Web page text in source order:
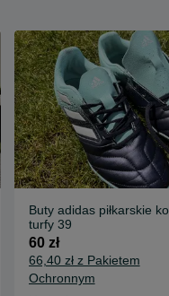
Buty adidas piłkarskie korki
turfy 39
60 zł
66,40 zł z Pakietem
Ochronnym